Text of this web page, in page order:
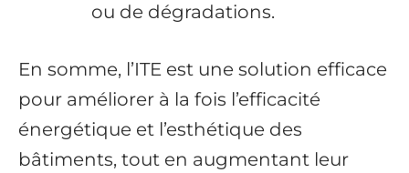
ou de dégradations.
En somme, l’ITE est une solution efficace
pour améliorer à la fois l’efficacité
énergétique et l’esthétique des
bâtiments, tout en augmentant leur